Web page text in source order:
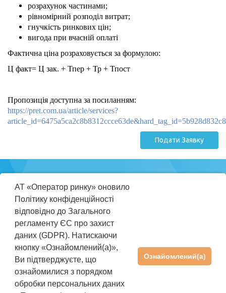
розрахунок частинами;
рівномірний розподіл витрат;
гнучкість ринкових цін;
вигода при вчасній оплаті
Фактична ціна розраховується за формулою:
Ц факт= Ц зак. + Тпер + Тр + Тпост
Пропозиція доступна за посиланням:
https://pret.com.ua/article/services?
Подати Заявку
Міністерство
енергетики
України
ПРАВИЛА КОРИСТУВАННЯ REP
ІНСТРУКЦІЯ КОРИСТУВАЧА
ПІДТРИМКА +38(044) 205-01-36
rep@oree.com.ua
АТ «Оператор ринку» оновило
Політику конфіденційності
відповідно до Загального
регламенту ЄС про захист
даних (GDPR). Натискаючи
кнопку «Ознайомлений(а)»,
Ви підтверджуєте, що
ознайомилися з порядком
обробки персональних даних
Ознайомлений(а)